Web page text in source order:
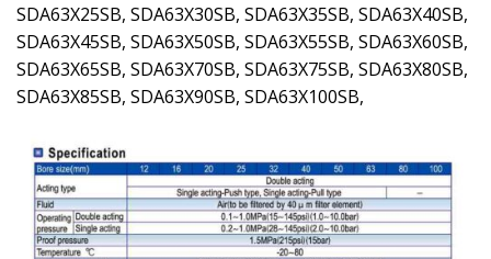
SDA63X25SB, SDA63X30SB, SDA63X35SB, SDA63X40SB,
SDA63X45SB, SDA63X50SB, SDA63X55SB, SDA63X60SB,
SDA63X65SB, SDA63X70SB, SDA63X75SB, SDA63X80SB,
SDA63X85SB, SDA63X90SB, SDA63X100SB,